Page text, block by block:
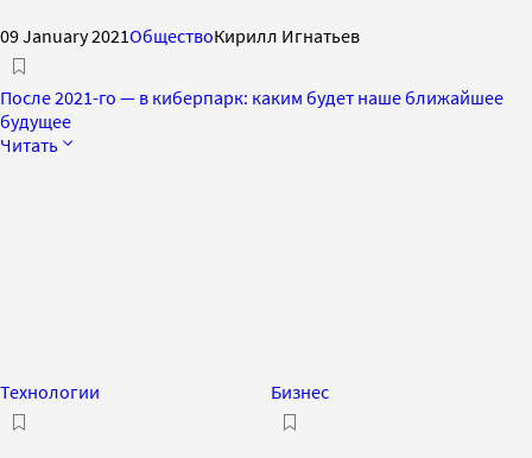
09 January 2021ОбществоКирилл Игнатьев
После 2021-го — в киберпарк: каким будет наше ближайшее
будущее
Читать
Технологии Бизнес